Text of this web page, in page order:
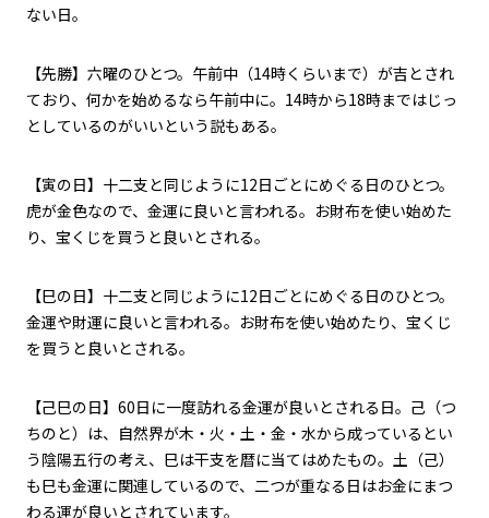
ない日。
【先勝】六曜のひとつ。午前中（14時くらいまで）が吉とされ
ており、何かを始めるなら午前中に。 14時から18時まではじっ
としているのがいいという説もある。
【寅の日】十二支と同じように12日ごとにめぐる日のひとつ。
虎が金色なので、金運に良いと言われる。お財布を使い始めた
り、宝くじを買うと良いとされる。
【巳の日】十二支と同じように12日ごとにめぐる日のひとつ。
金運や財運に良いと言われる。お財布を使い始めたり、宝くじ
を買うと良いとされる。
【己巳の日】 60日に一度訪れる金運が良いとされる日。己（つ
ちのと）は、自然界が木・火・土・金・水から成っているとい
う陰陽五行の考え、巳は干支を暦に当てはめたもの。土（己）
も巳も金運に関連しているので、二つが重なる日はお金にまつ
わる運が良いとされています。